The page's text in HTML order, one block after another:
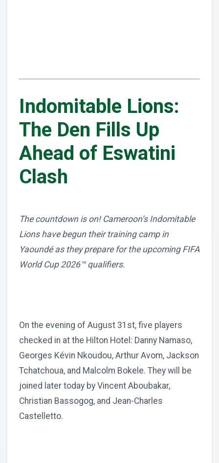
Indomitable Lions:
The Den Fills Up
Ahead of Eswatini
Clash
The countdown is on! Cameroon’s Indomitable
Lions have begun their training camp in
Yaoundé as they prepare for the upcoming FIFA
World Cup 2026™ qualifiers.
On the evening of August 31st, five players
checked in at the Hilton Hotel: Danny Namaso,
Georges Kévin Nkoudou, Arthur Avom, Jackson
Tchatchoua, and Malcolm Bokele. They will be
joined later today by Vincent Aboubakar,
Christian Bassogog, and Jean-Charles
Castelletto.